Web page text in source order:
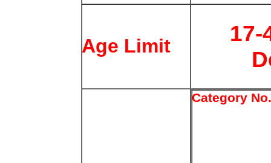
Age Limit
17-
Category